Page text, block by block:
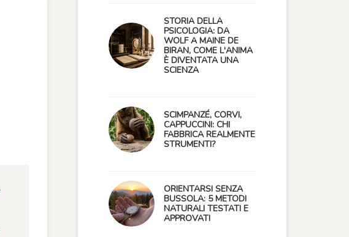
STORIA DELLA
PSICOLOGIA: DA
WOLF A MAINE DE
BIRAN, COME L'ANIMA
È DIVENTATA UNA
SCIENZA
SCIMPANZÉ, CORVI,
CAPPUCCINI: CHI
FABBRICA REALMENTE
STRUMENTI?
ORIENTARSI SENZA
BUSSOLA: 5 METODI
NATURALI TESTATI E
APPROVATI